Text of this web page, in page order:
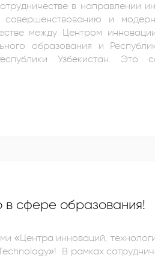
в направлении
между Центром
образования и
Узбекистан. Это
грантах, направленных
в сфере образования!
«Центра инноваций,
переговоры о